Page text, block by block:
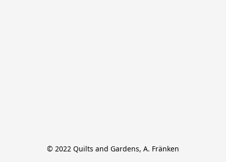
© 2022 Quilts and Gardens, A. Fränken